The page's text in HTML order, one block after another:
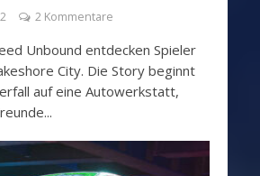
2 Kommentare
Unbound entdecken Spieler
City. Die Story beginnt
auf eine Autowerkstatt,